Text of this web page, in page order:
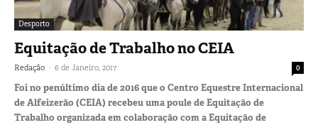
Desporto
Equitação de Trabalho no CEIA
Redação - 6 de Janeiro, 2017 0
Foi no penúltimo dia de 2016 que o Centro Equestre Internacional
de Alfeizerão (CEIA) recebeu uma poule de Equitação de
Trabalho organizada em colaboração com a Equitação de